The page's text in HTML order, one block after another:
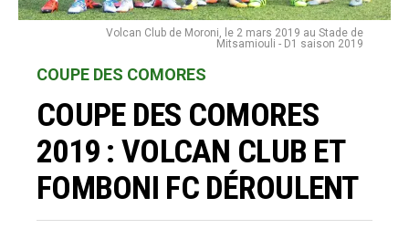
Volcan Club de Moroni, le 2 mars 2019 au Stade de
Mitsamiouli - D1 saison 2019
COUPE DES COMORES
COUPE DES COMORES
2019 : VOLCAN CLUB ET
FOMBONI FC DÉROULENT